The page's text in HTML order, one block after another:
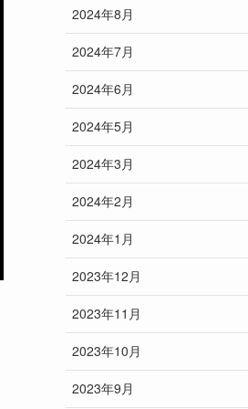
2024年8月
2024年7月
2024年6月
2024年5月
2024年3月
2024年2月
2024年1月
2023年12月
2023年11月
2023年10月
2023年9月